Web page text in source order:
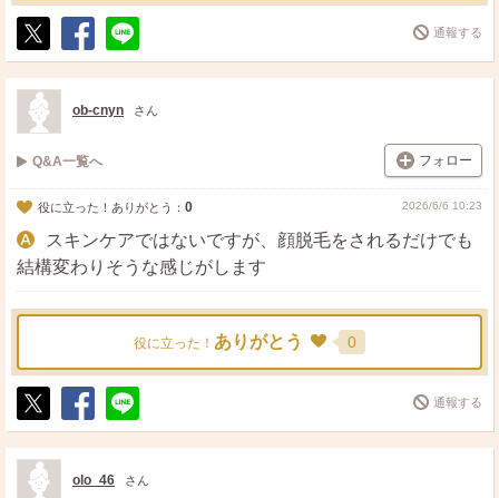
ポ
ス
ト
シ
ェ
送
る
通報する
ob-cnyn さん
Q&A一覧へ フォロー
役に立った！ありがとう： 0 2026/6/6 10:23
スキンケアではないですが、顔脱毛をされるだけでも
結構変わりそうな感じがします
役に立った！ ありがとう 0
ポ
ス
ト
シ
ェ
送
る
通報する
olo_46 さん